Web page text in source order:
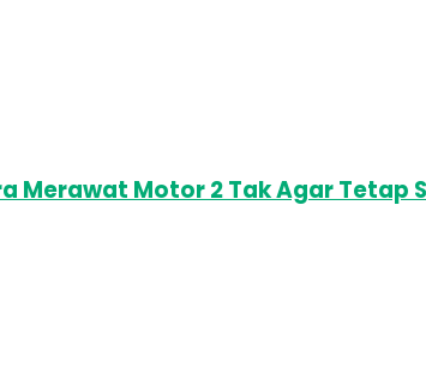
Merawat Motor 2 Tak Agar Tetap